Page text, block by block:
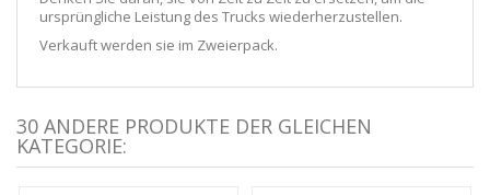
ursprüngliche Leistung des Trucks wiederherzustellen.
Verkauft werden sie im Zweierpack.
30 ANDERE PRODUKTE DER GLEICHEN
KATEGORIE: